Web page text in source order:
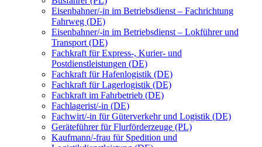
Eisenbahner/-in im Betriebsdienst – Fachrichtung
Fahrweg (DE)
Eisenbahner/-in im Betriebsdienst – Lokführer und
Transport (DE)
Fachkraft für Express-, Kurier- und
Postdienstleistungen (DE)
Fachkraft für Hafenlogistik (DE)
Fachkraft für Lagerlogistik (DE)
Fachkraft im Fahrbetrieb (DE)
Fachlagerist/-in (DE)
Fachwirt/-in für Güterverkehr und Logistik (DE)
Geräteführer für Flurförderzeuge (PL)
Kaufmann/-frau für Spedition und